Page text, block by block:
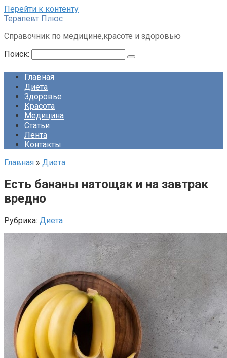
Перейти к контенту
Терапевт Плюс
Справочник по медицине,красоте и здоровью
Поиск:
Главная
Диета
Здоровье
Красота
Медицина
Статьи
Лента
Контакты
Главная » Диета
Есть бананы натощак и на завтрак
вредно
Рубрика: Диета